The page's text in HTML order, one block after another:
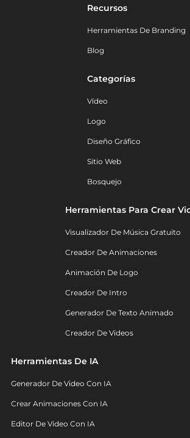
Recursos
Herramientas De Branding
Blog
Categorías
Vídeo
Logo
Diseño Gráfico
Sitio Web
Bosquejo
Herramientas Para Crear
Visualizador De Música Gratuito
Creador De Animaciones
Animación De Logo
Creador De Intro
Generador De Texto Animado
Creador De Videos
Herramientas De IA
Generador De Video Con IA
Crear Animaciones Con IA
Editor De Video Con IA